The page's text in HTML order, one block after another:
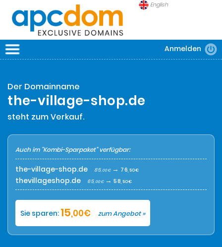
English
SICHERHEIT
FRAGEN
Anmelden
Der Domainname
the-village-shop.de
steht zum Verkauf.
Auch im "Kombi-Sparpaket" verfügbar:
the-village-shop.de 85,00€→ 76 ,50€
thevillageshop.de 65,00€→ 58 ,50€
Sie sparen: 15,00€ zum Angebot »